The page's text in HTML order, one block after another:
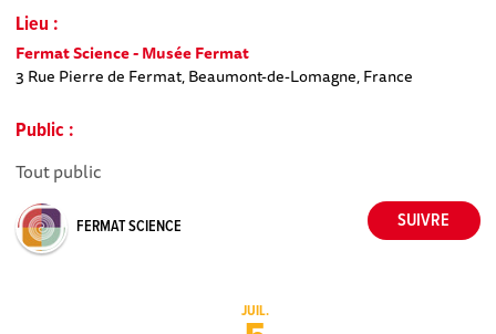
Lieu :
Fermat Science - Musée Fermat
3 Rue Pierre de Fermat, Beaumont-de-Lomagne, France
Public :
Tout public
FERMAT SCIENCE
JUIL.